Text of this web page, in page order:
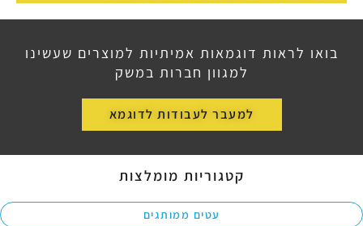
בואו לראות דוגמאות אמיתיות למוצרים שעשינו
למגוון חברות במשק
למעבר לעבודות לדוגמא
קטגוריות מומלצות
עטים ממותגים